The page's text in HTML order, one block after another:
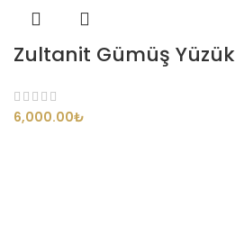
Zultanit Gümüş Yüzük
₺